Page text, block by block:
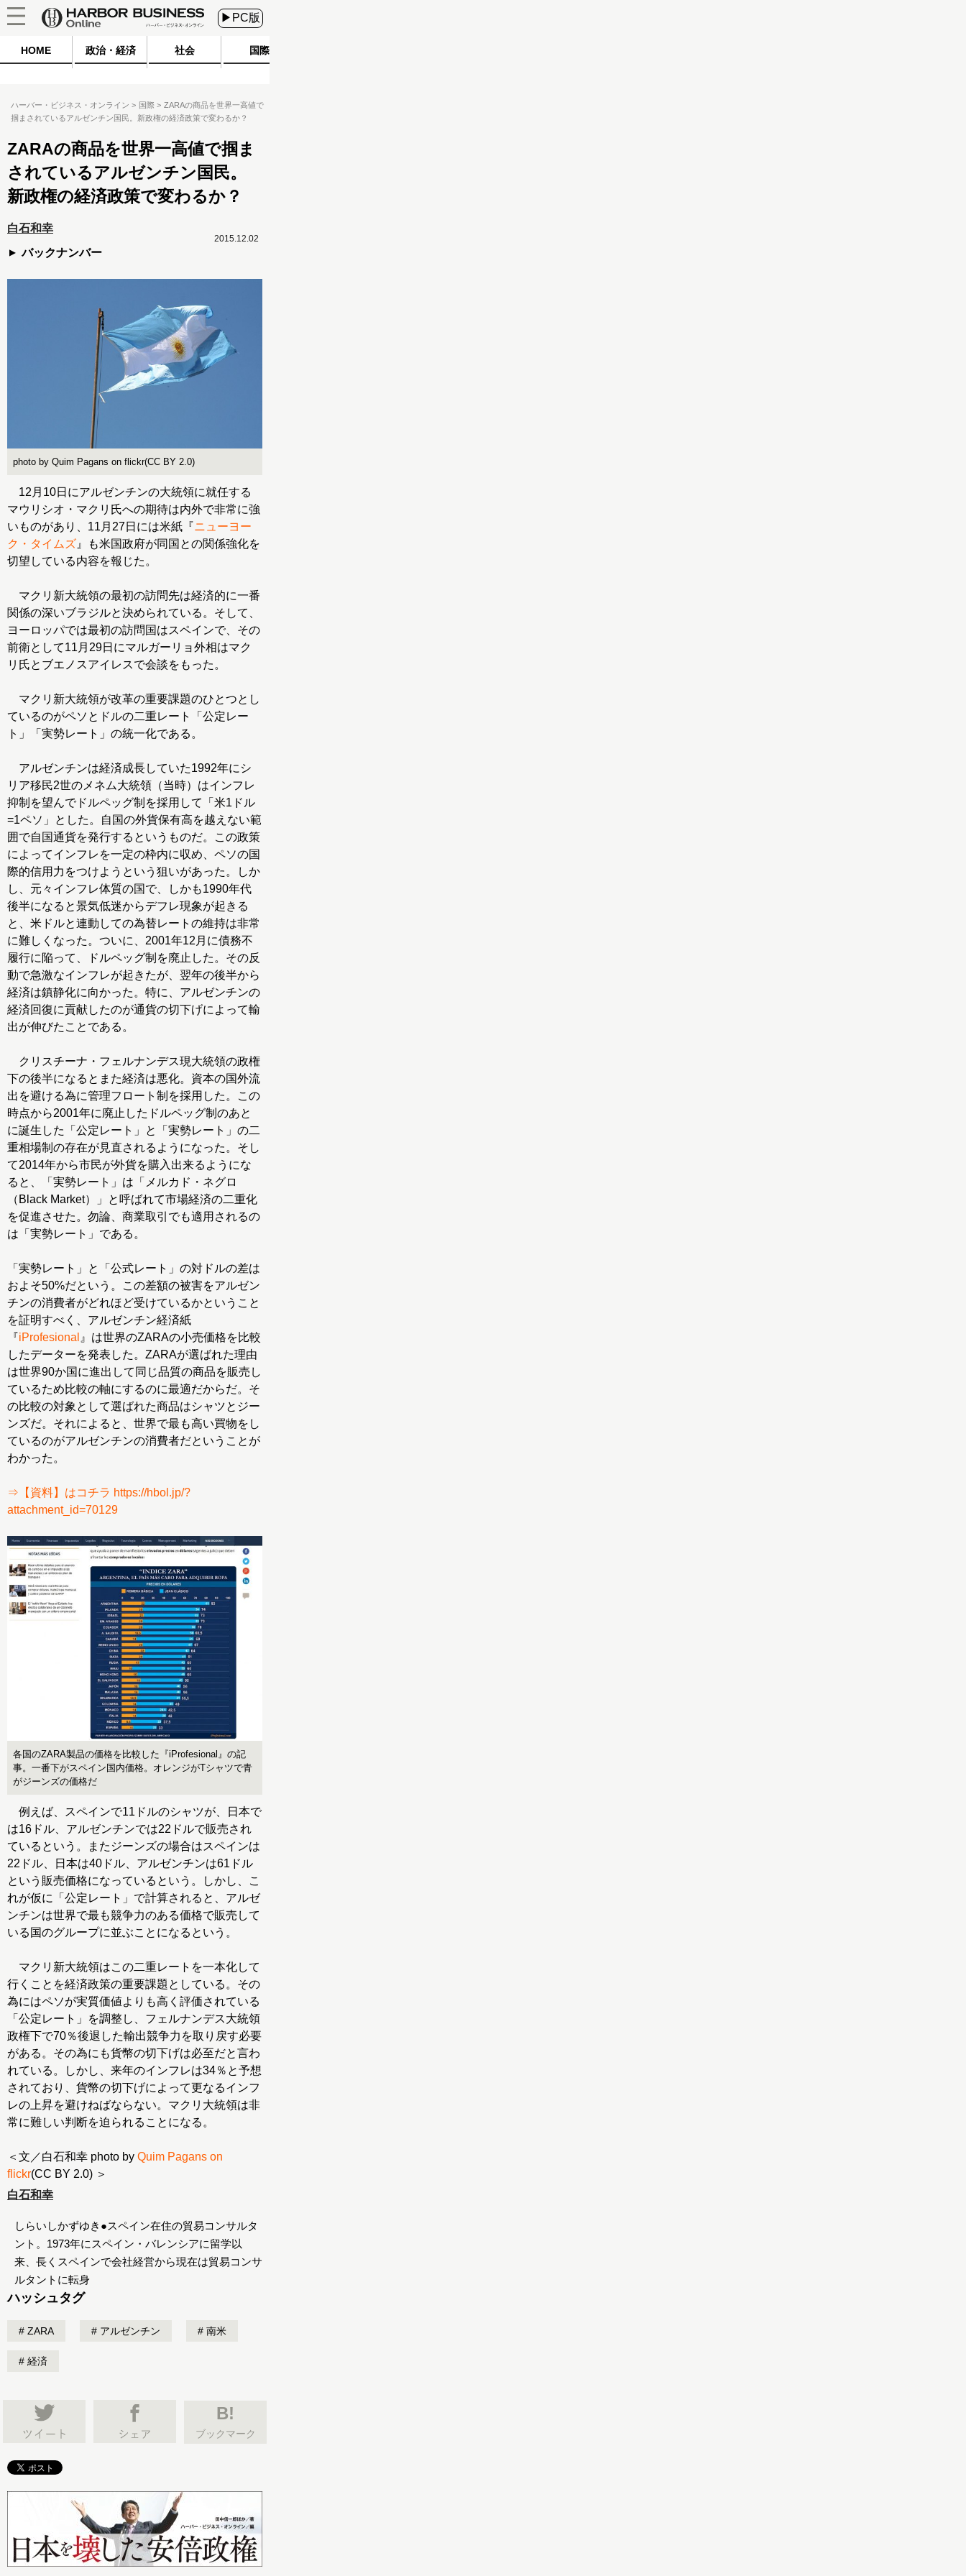
▶PC版
HOME 政治・経済 社会 国際
ハーバー・ビジネス・オンライン 国際
ZARAの商品を世界一高値で
掴まされているアルゼンチン国民。新政権の経済政策で変わるか？
ZARAの商品を世界一高値で掴ま
されているアルゼンチン国民。
新政権の経済政策で変わるか？
白石和幸
バックナンバー
2015.12.02
photo by Quim Pagans on flickr(CC BY 2.0)
12月10日にアルゼンチンの大統領に就任する
マウリシオ・マクリ氏への期待は内外で非常に強
いものがあり、11月27日には米紙『ニューヨー
ク・タイムズ 』も米国政府が同国との関係強化を
切望している内容を報じた。
マクリ新大統領の最初の訪問先は経済的に一番
関係の深いブラジルと決められている。そして、
ヨーロッパでは最初の訪問国はスペインで、その
前衛として11月29日にマルガーリョ外相はマク
リ氏とブエノスアイレスで会談をもった。
マクリ新大統領が改革の重要課題のひとつとし
ているのがペソとドルの二重レート「公定レー
ト」「実勢レート」の統一化である。
アルゼンチンは経済成長していた1992年にシ
リア移民2世のメネム大統領（当時）はインフレ
抑制を望んでドルペッグ制を採用して「米1ドル
=1ペソ」とした。自国の外貨保有高を越えない範
囲で自国通貨を発行するというものだ。この政策
によってインフレを一定の枠内に収め、ペソの国
際的信用力をつけようという狙いがあった。しか
し、元々インフレ体質の国で、しかも1990年代
後半になると景気低迷からデフレ現象が起きる
と、米ドルと連動しての為替レートの維持は非常
に難しくなった。ついに、2001年12月に債務不
履行に陥って、ドルペッグ制を廃止した。その反
動で急激なインフレが起きたが、翌年の後半から
経済は鎮静化に向かった。特に、アルゼンチンの
経済回復に貢献したのが通貨の切下げによって輸
出が伸びたことである。
クリスチーナ・フェルナンデス現大統領の政権
下の後半になるとまた経済は悪化。資本の国外流
出を避ける為に管理フロート制を採用した。この
時点から2001年に廃止したドルペッグ制のあと
に誕生した「公定レート」と「実勢レート」の二
重相場制の存在が見直されるようになった。そし
て2014年から市民が外貨を購入出来るようにな
ると、「実勢レート」は「メルカド・ネグロ
（Black Market）」と呼ばれて市場経済の二重化
を促進させた。勿論、商業取引でも適用されるの
は「実勢レート」である。
「実勢レート」と「公式レート」の対ドルの差は
およそ50%だという。この差額の被害をアルゼン
チンの消費者がどれほど受けているかということ
を証明すべく、アルゼンチン経済紙
『iProfesional 』は世界のZARAの小売価格を比較
したデーターを発表した。ZARAが選ばれた理由
は世界90か国に進出して同じ品質の商品を販売し
ているため比較の軸にするのに最適だからだ。そ
の比較の対象として選ばれた商品はシャツとジー
ンズだ。それによると、世界で最も高い買物をし
ているのがアルゼンチンの消費者だということが
わかった。
⇒【資料】はコチラ https://hbol.jp/?
attachment_id=70129
各国のZARA製品の価格を比較した『iProfesional』の記
事。一番下がスペイン国内価格。オレンジがTシャツで青
がジーンズの価格だ
例えば、スペインで11ドルのシャツが、日本で
は16ドル、アルゼンチンでは22ドルで販売され
ているという。またジーンズの場合はスペインは
22ドル、日本は40ドル、アルゼンチンは61ドル
という販売価格になっているという。しかし、こ
れが仮に「公定レート」で計算されると、アルゼ
ンチンは世界で最も競争力のある価格で販売して
いる国のグループに並ぶことになるという。
マクリ新大統領はこの二重レートを一本化して
行くことを経済政策の重要課題としている。その
為にはペソが実質価値よりも高く評価されている
「公定レート」を調整し、フェルナンデス大統領
政権下で70％後退した輸出競争力を取り戻す必要
がある。その為にも貨幣の切下げは必至だと言わ
れている。しかし、来年のインフレは34％と予想
されており、貨幣の切下げによって更なるインフ
レの上昇を避けねばならない。マクリ大統領は非
常に難しい判断を迫られることになる。
＜文／白石和幸 photo by Quim Pagans on
flickr(CC BY 2.0) ＞
白石和幸
しらいしかずゆき●スペイン在住の貿易コンサルタ
ント。1973年にスペイン・バレンシアに留学以
来、長くスペインで会社経営から現在は貿易コンサ
ルタントに転身
ハッシュタグ
ZARA アルゼンチン 南米
経済
B!
ブックマーク